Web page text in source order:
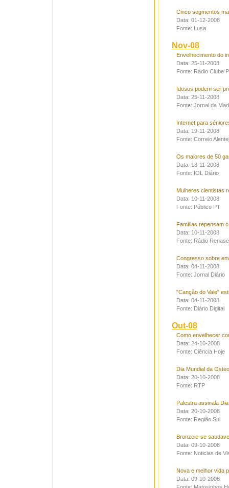
Cinco segmentos
Data: 01-12-2008
Fonte: Lusa
Nov-08
Envelhecimento do
Data: 25-11-2008
Fonte: Rádio Clube
Idosos podem ser
Data: 25-11-2008
Fonte: Jornal da
Internet para
Data: 19-11-2008
Fonte: Correio
Os maiores de 50
Data: 18-11-2008
Fonte: IOL Diário
Mulheres cientistas
Data: 10-11-2008
Fonte: Público PT
Famílias repensam
Data: 10-11-2008
Fonte: Rádio
Congresso sobre
Data: 04-11-2008
Fonte: Jornal Diário
"Canção do Vale"
Data: 04-11-2008
Fonte: Diário Digital
Out-08
Como envelhecer
Data: 24-10-2008
Fonte: Ciência Hoje
Dia Mundial da
Data: 20-10-2008
Fonte: RTP
Palestra assinala
Data: 20-10-2008
Fonte: Região Sul
Bronzeie-se
Data: 09-10-2008
Fonte: Noticias de
Nova e melhor vida
Data: 09-10-2008